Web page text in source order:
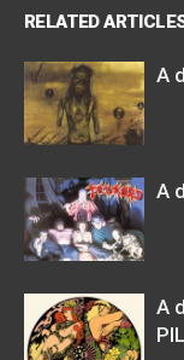
RELATED
A
A
A